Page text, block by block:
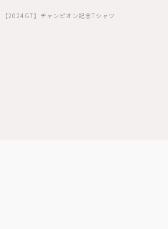
【2024GT】チャンピオン記念Tシャツ